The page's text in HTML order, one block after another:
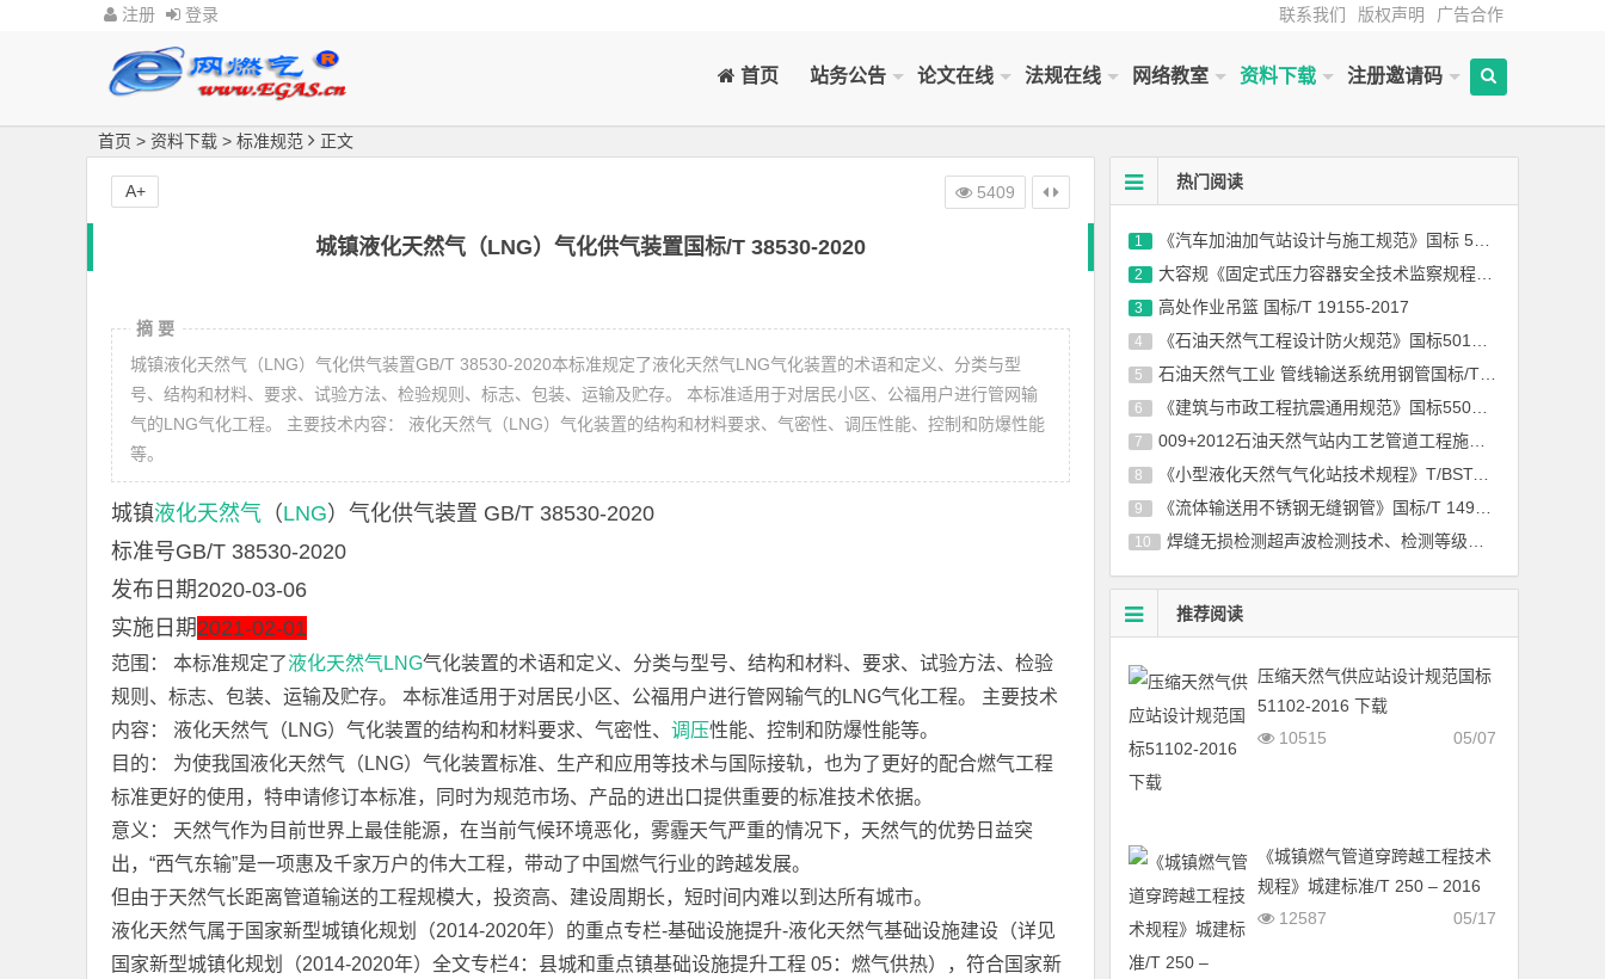
注册 登录 联系我们 版权声明 广告合作
首页 站务公告 论文在线 法规在线 网络教室 资料下载 注册邀请码
首页 > 资料下载 > 标准规范 正文
城镇液化天然气（LNG）气化供气装置国标/T 38530-2020
摘 要
城镇液化天然气（LNG）气化供气装置GB/T 38530-2020本标准规定了液化天然气LNG气化装置的术语和定义、分类与型
号、结构和材料、要求、试验方法、检验规则、标志、包装、运输及贮存。 本标准适用于对居民小区、公福用户进行管网输
气的LNG气化工程。 主要技术内容： 液化天然气（LNG）气化装置的结构和材料要求、气密性、调压性能、控制和防爆性能
等。
城镇液化天然气 （LNG）气化供气装置 GB/T 38530-2020
标准号GB/T 38530-2020
发布日期2020-03-06
实施日期2021-02-01
范围： 本标准规定了液化天然气 LNG气化装置的术语和定义、分类与型号、结构和材料、要求、试验方法、检验
规则、标志、包装、运输及贮存。 本标准适用于对居民小区、公福用户进行管网输气的LNG气化工程。 主要技术
内容： 液化天然气（LNG）气化装置的结构和材料要求、气密性、 调压性能、控制和防爆性能等。
目的： 为使我国液化天然气（LNG）气化装置标准、生产和应用等技术与国际接轨，也为了更好的配合燃气工程
标准更好的使用，特申请修订本标准，同时为规范市场、产品的进出口提供重要的标准技术依据。
意义： 天然气作为目前世界上最佳能源，在当前气候环境恶化，雾霾天气严重的情况下，天然气的优势日益突
出，“西气东输”是一项惠及千家万户的伟大工程，带动了中国燃气行业的跨越发展。
但由于天然气长距离管道输送的工程规模大，投资高、建设周期长，短时间内难以到达所有城市。
液化天然气属于国家新型城镇化规划（2014-2020年）的重点专栏-基础设施提升-液化天然气基础设施建设（详见
国家新型城镇化规划（2014-2020年）全文专栏4：县城和重点镇基础设施提升工程 05：燃气供热），符合国家新
5409
A+ 热门阅读
1 《汽车加油加气站设计与施工规范》国标 50156-2012(2014年版)
2 大容规《固定式压力容器安全技术监察规程》TSG 21-2016
3 高处作业吊篮 国标/T 19155-2017
4 《石油天然气工程设计防火规范》国标50183-2004-2015
5 石油天然气工业 管线输送系统用钢管国标/T 9711-2017
6 《建筑与市政工程抗震通用规范》国标55002-2021
7 009+2012石油天然气站内工艺管道工程施工规范国标 50540-2009（2012年版）
8 《小型液化天然气气化站技术规程》T/BSTAUM 001-2017下载
9 《流体输送用不锈钢无缝钢管》国标/T 14976-2012
10 焊缝无损检测超声波检测技术、检测等级和评定国标／T 11345-2013
推荐阅读
压缩天然气供应站设计规范国标
51102-2016 下载
05/07
10515
《城镇燃气管道穿跨越工程技术
规程》城建标准/T 250 – 2016
05/17
12587